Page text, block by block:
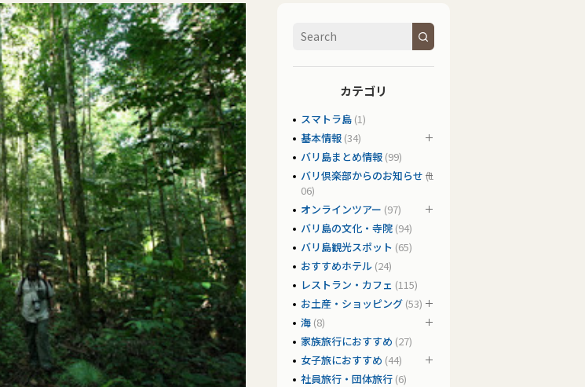
カテゴリ
スマトラ島 (1)
基本情報 (34)
バリ島まとめ情報 (99)
バリ倶楽部からのお知らせ (1
06)
オンラインツアー (97)
バリ島の文化・寺院 (94)
バリ島観光スポット (65)
おすすめホテル (24)
レストラン・カフェ (115)
お土産・ショッピング (53)
海 (8)
家族旅行におすすめ (27)
女子旅におすすめ (44)
社員旅行・団体旅行 (6)